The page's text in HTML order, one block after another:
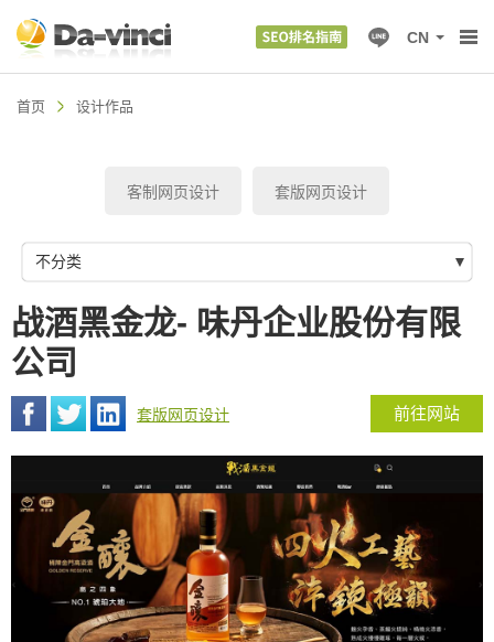
CN
首页 设计作品
客制网页设计 套版网页设计
不分类
战酒黑金龙- 味丹企业股份有限
公司
套版网页设计 前往网站